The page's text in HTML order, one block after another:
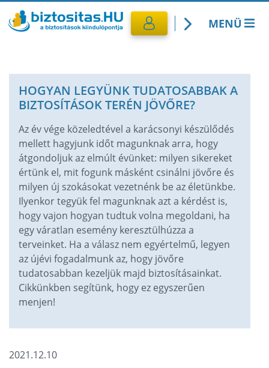
MENÜ
Utasbiztosítás
CASCO Biztosítás
Lakásbiztosítás
Banki termékek
HOGYAN LEGYÜNK TUDATOSABBAK A
BIZTOSÍTÁSOK TERÉN JÖVŐRE?
Az év vége közeledtével a karácsonyi készülődés
mellett hagyjunk időt magunknak arra, hogy
átgondoljuk az elmúlt évünket: milyen sikereket
értünk el, mit fogunk másként csinálni jövőre és
milyen új szokásokat vezetnénk be az életünkbe.
Ilyenkor tegyük fel magunknak azt a kérdést is,
hogy vajon hogyan tudtuk volna megoldani, ha
egy váratlan esemény keresztülhúzza a
terveinket. Ha a válasz nem egyértelmű, legyen
az újévi fogadalmunk az, hogy jövőre
tudatosabban kezeljük majd biztosításainkat.
Cikkünkben segítünk, hogy ez egyszerűen
menjen!
2021.12.10